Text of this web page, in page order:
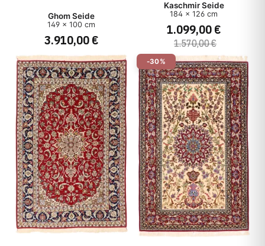
Ghom Seide
149 x 100 cm
3.910,00 €
Kaschmir Seide
184 x 126 cm
1.099,00 €
1.570,00 €
-30%